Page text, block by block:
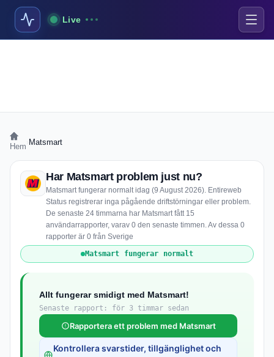
Live
Hem Matsmart
Har Matsmart problem just nu?
Matsmart fungerar normalt idag (9 August 2026). Entireweb
Status registrerar inga pågående driftstörningar eller problem.
De senaste 24 timmarna har Matsmart fått 15
användarrapporter, varav 0 den senaste timmen. Av dessa 0
rapporter är 0 från Sverige
Matsmart fungerar normalt
Allt fungerar smidigt med Matsmart!
Senaste rapport: för 3 timmar sedan
Rapportera ett problem med Matsmart
Kontrollera svarstider, tillgänglighet och